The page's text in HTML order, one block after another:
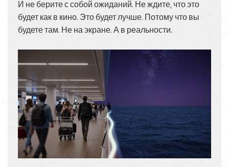
И не берите с собой ожиданий. Не ждите, что это
будет как в кино. Это будет лучше. Потому что вы
будете там. Не на экране. А в реальности.